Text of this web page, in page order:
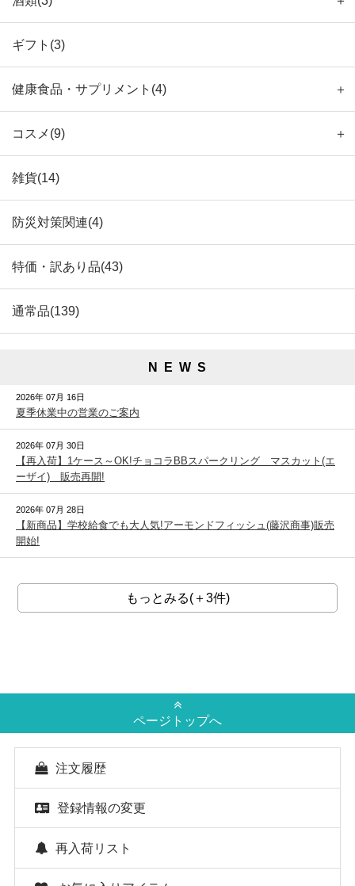
ギフト(3)
健康食品・サプリメント(4) ＋
コスメ(9) ＋
雑貨(14)
防災対策関連(4)
特価・訳あり品(43)
通常品(139)
N E W S
2026年 07月 16日
夏季休業中の営業のご案内
2026年 07月 30日
【再入荷】1ケース～OK!チョコラBBスパークリング マスカット(エ
ーザイ) 販売再開!
2026年 07月 28日
【新商品】学校給食でも大人気!アーモンドフィッシュ(藤沢商事)販売
開始!
もっとみる(＋3件)
ページトップへ
注文履歴
登録情報の変更
再入荷リスト